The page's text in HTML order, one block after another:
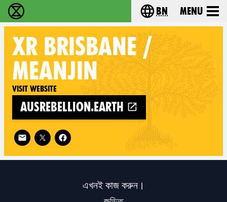
বিলুপ্তি বিদ্রোহ - Home Choose your
bn Menu
XR BRISBANE /
MEANJIN
Visit website
ausrebellion.earth
Follow XR Brisbane / Meanjin on
এখনই কাজ করুন।